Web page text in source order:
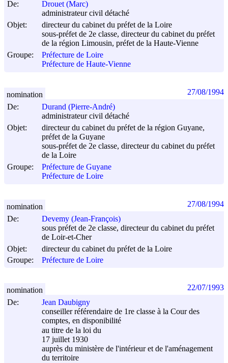
De:
Drouet (Marc)
administrateur civil détaché
Objet:
directeur du cabinet du préfet de la Loire
sous-préfet de 2e classe, directeur du cabinet du préfet
de la région Limousin, préfet de la Haute-Vienne
Groupe:
Préfecture de Loire
Préfecture de Haute-Vienne
De:
Durand (Pierre-André)
administrateur civil détaché
Objet:
directeur du cabinet du préfet de la région Guyane,
préfet de la Guyane
sous-préfet de 2e classe, directeur du cabinet du préfet
de la Loire
Groupe:
Préfecture de Guyane
Préfecture de Loire
nomination 27/08/1994
De:
Devemy (Jean-François)
sous préfet de 2e classe, directeur du cabinet du préfet
de Loir-et-Cher
Objet:
directeur du cabinet du préfet de la Loire
Groupe:
Préfecture de Loire
nomination 27/08/1994
De:
Jean Daubigny
conseiller référendaire de 1re classe à la Cour des
comptes, en disponibilité
au titre de la loi du
17 juillet 1930
auprès du ministère de l'intérieur et de l'aménagement
du territoire
nomination 22/07/1993